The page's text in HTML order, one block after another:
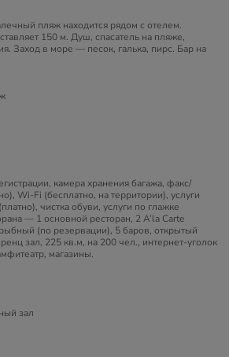
пляж находится рядом с отелем.
150 м. Душ, спасатель на пляже,
Заход в море — песок, галька, пирс. Бар на
камера хранения багажа, факс/
Wi-Fi (бесплатно, на территории), услуги
чистка обуви, услуги по глажке
— 1 основной ресторан, 2 A’la Carte
(по резервации), 5 баров, открытый
зал, 225 кв.м, на 200 чел., интернет-уголок
магазины.
зал